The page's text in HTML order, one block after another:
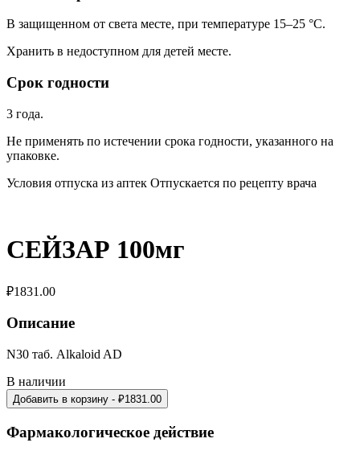
В защищенном от света месте, при температуре 15–25 °C.
Хранить в недоступном для детей месте.
Срок годности
3 года.
Не применять по истечении срока годности, указанного на
упаковке.
Условия отпуска из аптек Отпускается по рецепту врача
СЕЙЗАР 100мг
₽1831.00
Описание
N30 таб. Alkaloid AD
В наличии
Добавить в корзину - ₽1831.00
Фармакологическое действие